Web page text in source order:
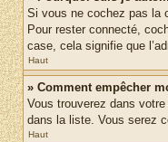
Si vous ne cochez pas la
Pour rester connecté,
case, cela signifie que
Haut
» Comment empêcher
Vous trouverez dans votre
dans la liste. Vous serez
Haut